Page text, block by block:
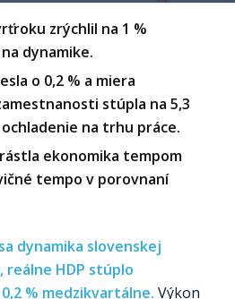
zrýchlil na 1 %
dynamike.
o 0,2 % a miera
stúpla na 5,3
na trhu práce.
ekonomika tempom
tempo v porovnaní
dynamika slovenskej
reálne HDP stúplo
% medzikvartálne. Výkon